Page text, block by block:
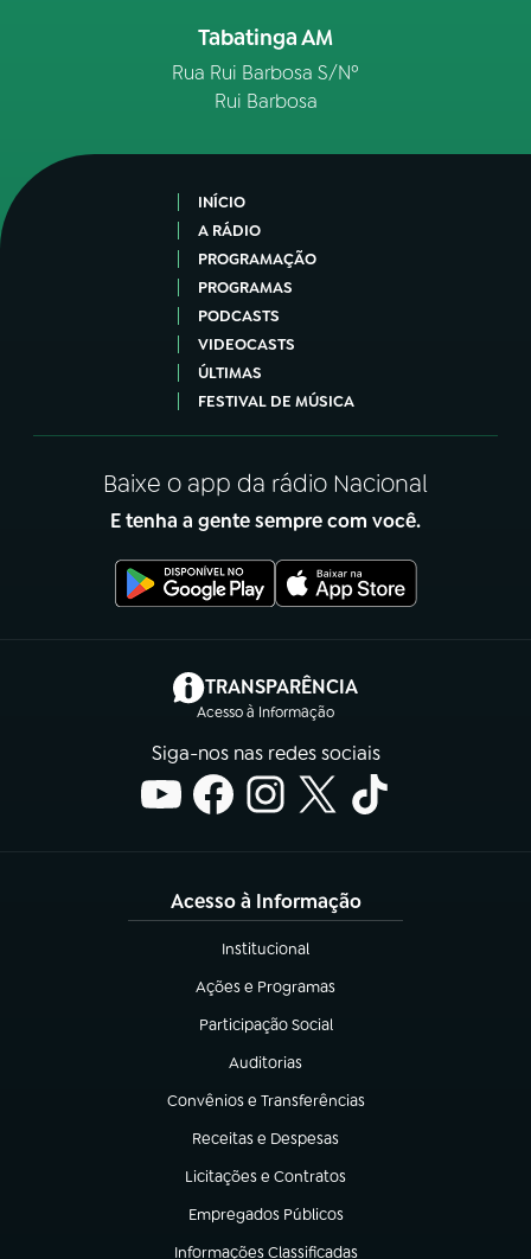
Tabatinga AM
Rua Rui Barbosa S/Nº
Rui Barbosa
INÍCIO
A RÁDIO
PROGRAMAÇÃO
PROGRAMAS
PODCASTS
VIDEOCASTS
ÚLTIMAS
FESTIVAL DE MÚSICA
Baixe o app da rádio Nacional
E tenha a gente sempre com você.
TRANSPARÊNCIA
Acesso à Informação
(abre em nova aba)
Siga-nos nas redes sociais
Acesso à Informação
Institucional
(abre em nova aba)
Ações e Programas
(abre em nova aba)
Participação Social
(abre em nova aba)
Auditorias
(abre em nova aba)
Convênios e Transferências
(abre em nova aba)
Receitas e Despesas
(abre em nova aba)
Licitações e Contratos
(abre em nova aba)
Empregados Públicos
(abre em nova aba)
Informações Classificadas